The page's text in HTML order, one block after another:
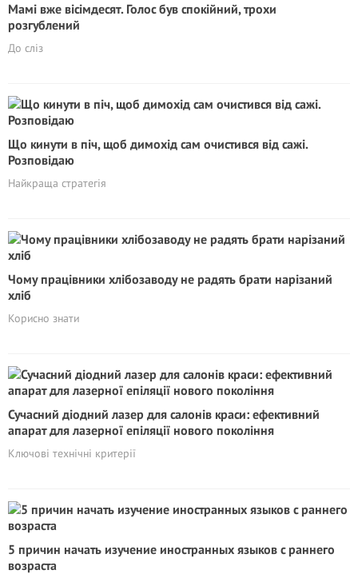
Мамі вже вісімдесят. Голос був спокійний, трохи
розгублений
До сліз
Що кинути в піч, щоб димохід сам очистився від сажі.
Розповідаю
Найкраща стратегія
Чому працівники хлібозаводу не радять брати нарізаний
хліб
Корисно знати
Сучасний діодний лазер для салонів краси: ефективний
апарат для лазерної епіляції нового покоління
Ключові технічні критерії
5 причин начать изучение иностранных языков с раннего
возраста